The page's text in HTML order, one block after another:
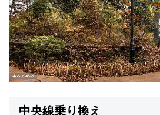
中央線乗り換え